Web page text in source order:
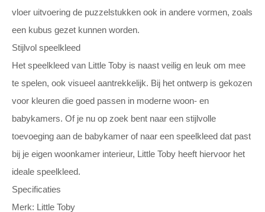
vloer uitvoering de puzzelstukken ook in andere vormen, zoals
een kubus gezet kunnen worden.
Stijlvol speelkleed
Het speelkleed van Little Toby is naast veilig en leuk om mee
te spelen, ook visueel aantrekkelijk. Bij het ontwerp is gekozen
voor kleuren die goed passen in moderne woon- en
babykamers. Of je nu op zoek bent naar een stijlvolle
toevoeging aan de babykamer of naar een speelkleed dat past
bij je eigen woonkamer interieur, Little Toby heeft hiervoor het
ideale speelkleed.
Specificaties
Merk: Little Toby